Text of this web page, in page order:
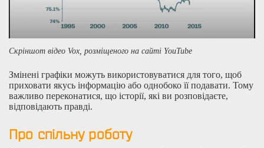
Скріншот відео Vox, розміщеного на сайті YouTube
Змінені графіки можуть використовуватися для того, щоб
приховати якусь інформацію або однобоко її подавати. Тому
важливо переконатися, що історії, які ви розповідаєте,
відповідають правді.
Про спільну роботу